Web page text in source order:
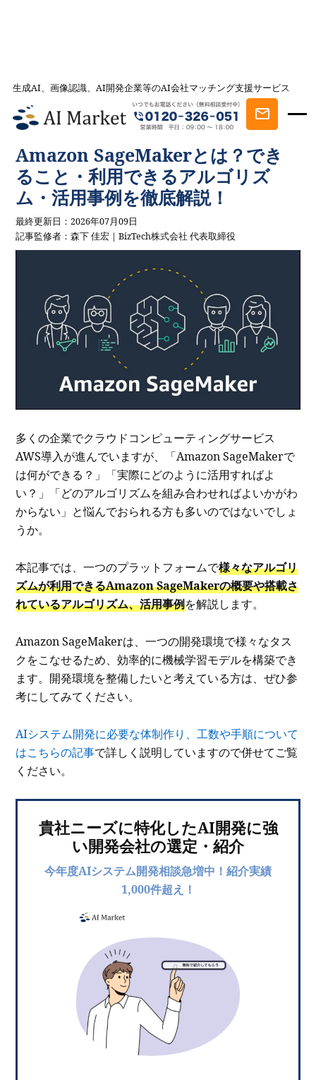
生成AI、画像認識、AI開発企業等のAI会社マッチング支援サービス
AI会社とのマッチングは AI Market
記事一覧
AIを学ぶ・知る
Amazon SageMakerとは？できること・利
用できるアルゴリズム・活用事例を徹底解説！
Amazon SageMakerとは？でき
ること・利用できるアルゴリズ
ム・活用事例を徹底解説！
最終更新日：2026年07月09日
記事監修者：森下 佳宏｜BizTech株式会社 代表取締役
多くの企業でクラウドコンピューティングサービス
AWS導入が進んでいますが、「Amazon SageMakerで
は何ができる？」「実際にどのように活用すればよ
い？」「どのアルゴリズムを組み合わせればよいかがわ
からない」と悩んでおられる方も多いのではないでしょ
うか。
本記事では、一つのプラットフォームで様々なアルゴリ
ズムが利用できるAmazon SageMakerの概要や搭載さ
れているアルゴリズム、活用事例を解説します。
Amazon SageMakerは、一つの開発環境で様々なタス
クをこなせるため、効率的に機械学習モデルを構築でき
ます。開発環境を整備したいと考えている方は、ぜひ参
考にしてみてください。
AIシステム開発に必要な体制作り、工数や手順について
はこちらの記事で詳しく説明していますので併せてご覧
ください。
貴社ニーズに特化したAI開発に強
い開発会社の選定・紹介
今年度AIシステム開発相談急増中！紹介実績
1,000件超え！